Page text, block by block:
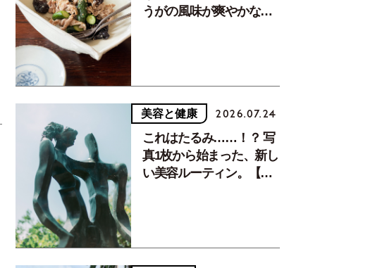
うがの風味が爽やかな、
美容と健康 2026.07.24
これはたるみ……！？ 写
真1枚から始まった、新し
い美容ルーティン。【中